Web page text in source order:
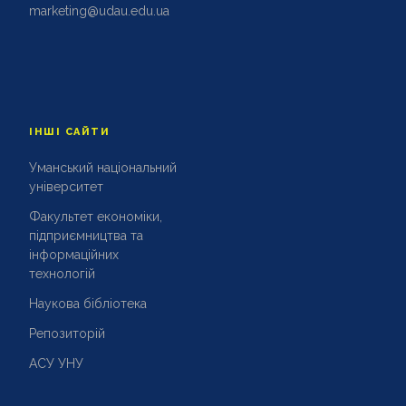
marketing@udau.edu.ua
ІНШІ САЙТИ
Уманський національний
університет
Факультет економіки,
підприємництва та
інформаційних
технологій
Наукова бібліотека
Репозиторій
АСУ УНУ